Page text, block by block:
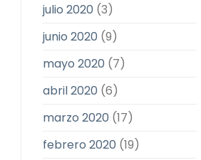
julio 2020 (3)
junio 2020 (9)
mayo 2020 (7)
abril 2020 (6)
marzo 2020 (17)
febrero 2020 (19)